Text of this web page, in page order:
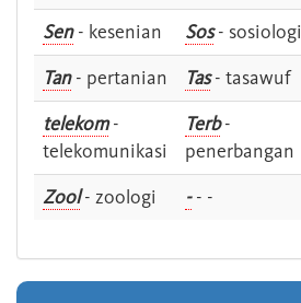
Sen- kesenian Sos- sosiologi
Tan- pertanian Tas- tasawuf
telekom-
telekomunikasi
Terb-
penerbangan
Zool- zoologi -- -